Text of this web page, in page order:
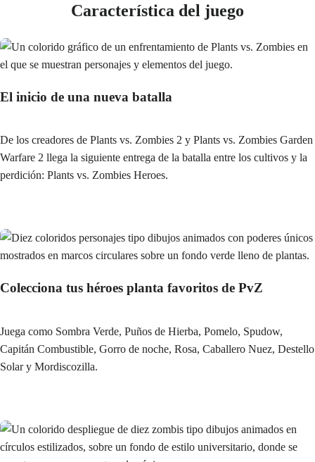
Característica del juego
El inicio de una nueva batalla
De los creadores de Plants vs. Zombies 2 y Plants vs. Zombies Garden
Warfare 2 llega la siguiente entrega de la batalla entre los cultivos y la
perdición: Plants vs. Zombies Heroes.
Colecciona tus héroes planta favoritos de PvZ
Juega como Sombra Verde, Puños de Hierba, Pomelo, Spudow,
Capitán Combustible, Gorro de noche, Rosa, Caballero Nuez, Destello
Solar y Mordiscozilla.